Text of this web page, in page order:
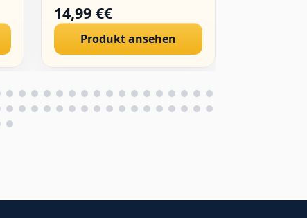
14,99 €€
Produkt ansehen